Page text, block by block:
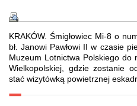
KRAKÓW. Śmigłowiec Mi-8 o
bł. Janowi Pawłowi II w czasie
Muzeum Lotnictwa Polskiego do
Wielkopolskiej, gdzie zostanie
stać wizytówką powietrznej